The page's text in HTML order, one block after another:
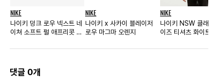
NIKE
나이키 덩크 로우 넥스트 네
이쳐 소프트 펄 애프리콧 아
NIKE
나이키 x 사카이 블레이저
로우 마그마 오렌지
NIKE
나이키 NSW 클래식
이즈 티셔츠 화이트 -
댓글 0개